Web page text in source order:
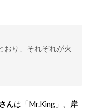
おり、それぞれが火
んは「Mr.King」、
岸